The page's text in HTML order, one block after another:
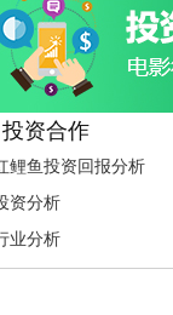
资合作
鲤鱼投资回报分析
资分析
业分析